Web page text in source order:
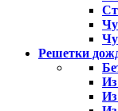
Решетки
Из